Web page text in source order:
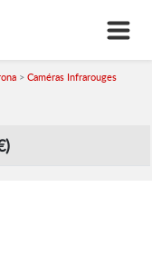
Caméras Infrarouges